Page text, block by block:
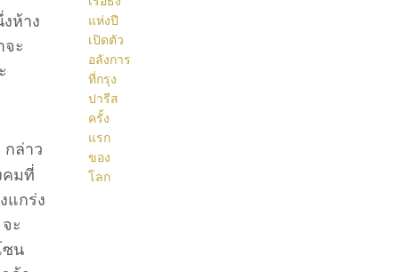
ห้าง
ะ
กล่าว
คมที่
แกร่ง
ะ
ซน